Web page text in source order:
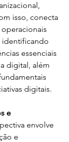
isso, conecta
identificando
essenciais
digital, além
digitais.
e
envolve
e